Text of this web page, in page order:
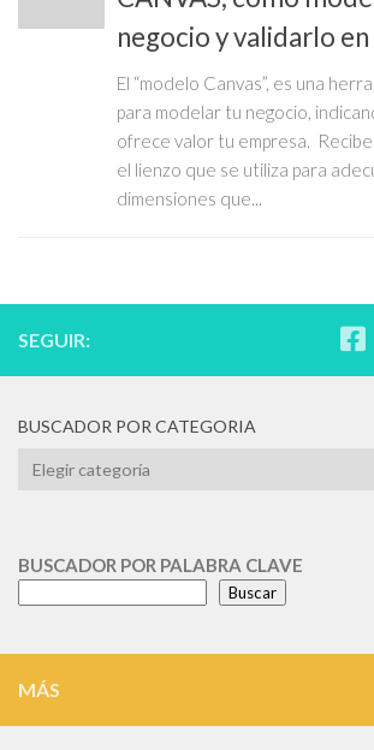
negocio y validarlo
El “modelo Canvas”, es una
para modelar tu negocio,
ofrece valor tu empresa.
el lienzo que se utiliza para
dimensiones que...
SEGUIR:
BUSCADOR POR CATEGORIA
BUSCADOR
BUSCADOR POR PALABRA CLAVE
Buscar
MÁS